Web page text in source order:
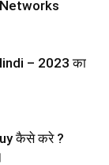
– 2023 का
कैसे करे ?